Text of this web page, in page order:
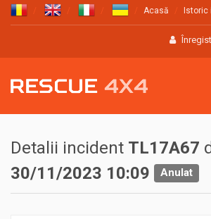
Acasă
Detalii incident TL17A67
30/11/2023 10:09
Anulat